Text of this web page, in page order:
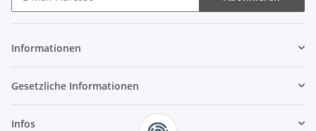
Informationen
Gesetzliche Informationen
Infos